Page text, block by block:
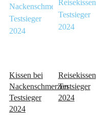
Kissen bei
Nackenschmerzen
Testsieger
2024
Reisekissen
Testsieger
2024